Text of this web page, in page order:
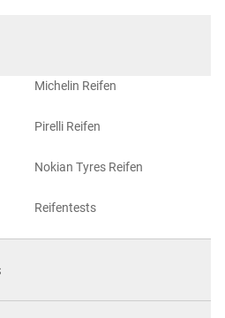
Michelin Reifen
Pirelli Reifen
Nokian Tyres Reifen
Reifentests